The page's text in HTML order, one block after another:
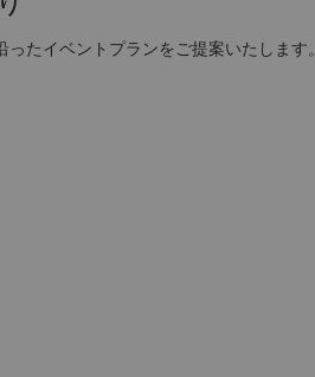
たイベントプランをご提案いたします。